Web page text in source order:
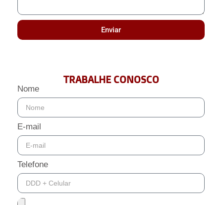
Enviar
TRABALHE CONOSCO
Nome
E-mail
Telefone